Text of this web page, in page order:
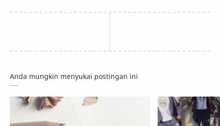
Anda mungkin menyukai postingan ini